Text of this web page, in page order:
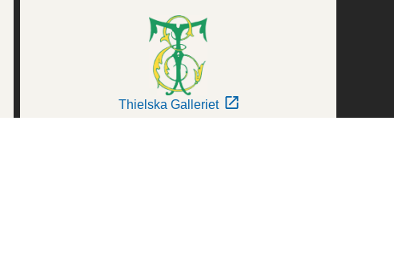
Thielska Galleriet